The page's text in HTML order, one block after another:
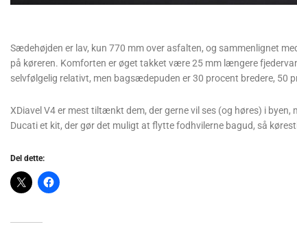
Sædehøjden er lav, kun 770 mm over asfalten, og sammenlignet
på køreren. Komforten er øget takket være 25 mm længere
selvfølgelig relativt, men bagsædepuden er 30 procent bredere, 50
XDiavel V4 er mest tiltænkt dem, der gerne vil ses (og høres) i
Ducati et kit, der gør det muligt at flytte fodhvilerne bagud, så
Del dette: